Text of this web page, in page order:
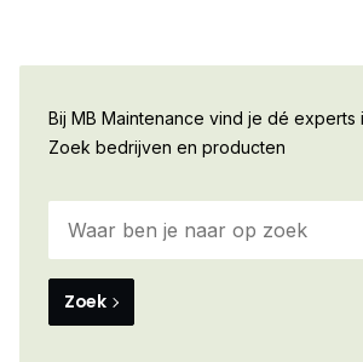
Bij MB Maintenance vind je dé experts
Zoek bedrijven en producten
Zoek